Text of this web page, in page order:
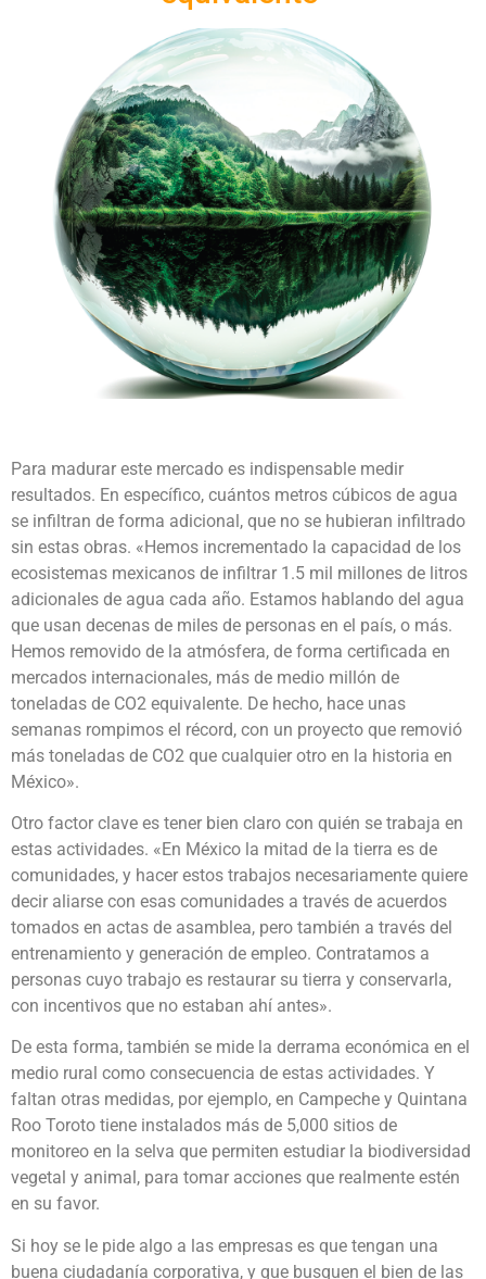
Para madurar este mercado es indispensable medir
resultados. En específico, cuántos metros cúbicos de agua
se infiltran de forma adicional, que no se hubieran infiltrado
sin estas obras. «Hemos incrementado la capacidad de los
ecosistemas mexicanos de infiltrar 1.5 mil millones de litros
adicionales de agua cada año. Estamos hablando del agua
que usan decenas de miles de personas en el país, o más.
Hemos removido de la atmósfera, de forma certificada en
mercados internacionales, más de medio millón de
toneladas de CO2 equivalente. De hecho, hace unas
semanas rompimos el récord, con un proyecto que removió
más toneladas de CO2 que cualquier otro en la historia en
México».
Otro factor clave es tener bien claro con quién se trabaja en
estas actividades. «En México la mitad de la tierra es de
comunidades, y hacer estos trabajos necesariamente quiere
decir aliarse con esas comunidades a través de acuerdos
tomados en actas de asamblea, pero también a través del
entrenamiento y generación de empleo. Contratamos a
personas cuyo trabajo es restaurar su tierra y conservarla,
con incentivos que no estaban ahí antes».
De esta forma, también se mide la derrama económica en el
medio rural como consecuencia de estas actividades. Y
faltan otras medidas, por ejemplo, en Campeche y Quintana
Roo Toroto tiene instalados más de 5,000 sitios de
monitoreo en la selva que permiten estudiar la biodiversidad
vegetal y animal, para tomar acciones que realmente estén
en su favor.
Si hoy se le pide algo a las empresas es que tengan una
buena ciudadanía corporativa, y que busquen el bien de las